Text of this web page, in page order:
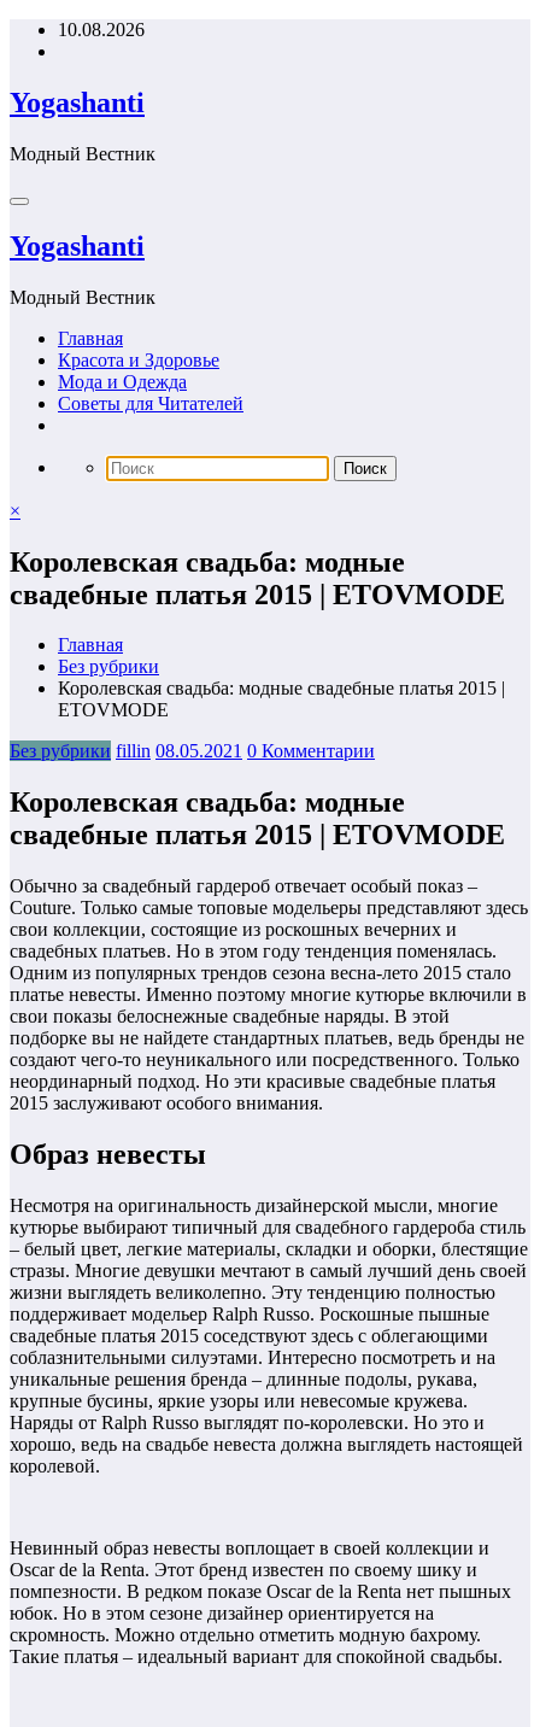
Перейти10.08.2026
Yogashanti
Модный Вестник
Yogashanti
Модный Вестник
Главная
Красота и Здоровье
Мода и Одежда
Советы для Читателей
×
Королевская свадьба: модные
свадебные платья 2015 | ETOVMODE
Главная
Без рубрики
Королевская свадьба: модные свадебные платья 2015 |
ETOVMODE
Без рубрики fillin 08.05.2021 0 Комментарии
Королевская свадьба: модные
свадебные платья 2015 | ETOVMODE
Обычно за свадебный гардероб отвечает особый показ –
Couture. Только самые топовые модельеры представляют здесь
свои коллекции, состоящие из роскошных вечерних и
свадебных платьев. Но в этом году тенденция поменялась.
Одним из популярных трендов сезона весна-лето 2015 стало
платье невесты. Именно поэтому многие кутюрье включили в
свои показы белоснежные свадебные наряды. В этой
подборке вы не найдете стандартных платьев, ведь бренды не
создают чего-то неуникального или посредственного. Только
неординарный подход. Но эти красивые свадебные платья
2015 заслуживают особого внимания.
Образ невесты
Несмотря на оригинальность дизайнерской мысли, многие
кутюрье выбирают типичный для свадебного гардероба стиль
– белый цвет, легкие материалы, складки и оборки, блестящие
стразы. Многие девушки мечтают в самый лучший день своей
жизни выглядеть великолепно. Эту тенденцию полностью
поддерживает модельер Ralph Russo. Роскошные пышные
свадебные платья 2015 соседствуют здесь с облегающими
соблазнительными силуэтами. Интересно посмотреть и на
уникальные решения бренда – длинные подолы, рукава,
крупные бусины, яркие узоры или невесомые кружева.
Наряды от Ralph Russo выглядят по-королевски. Но это и
хорошо, ведь на свадьбе невеста должна выглядеть настоящей
королевой.
Невинный образ невесты воплощает в своей коллекции и
Oscar de la Renta. Этот бренд известен по своему шику и
помпезности. В редком показе Oscar de la Renta нет пышных
юбок. Но в этом сезоне дизайнер ориентируется на
скромность. Можно отдельно отметить модную бахрому.
Такие платья – идеальный вариант для спокойной свадьбы.